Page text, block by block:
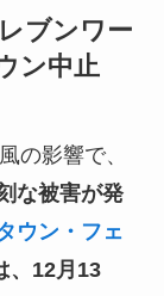
ブンワー
ン中止
の影響で、
な被害が発
ウン・フェ
、12月13